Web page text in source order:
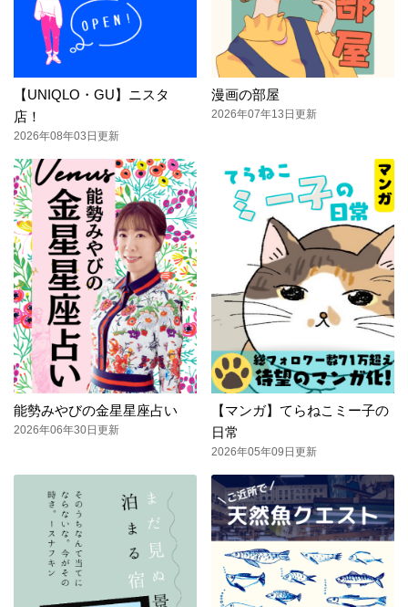
【UNIQLO・GU】ニスタ
店！
2026年08年03日更新
漫画の部屋
2026年07年13日更新
能勢みやびの金星星座占い
2026年06年30日更新
【マンガ】てらねこミー子の
日常
2026年05年09日更新